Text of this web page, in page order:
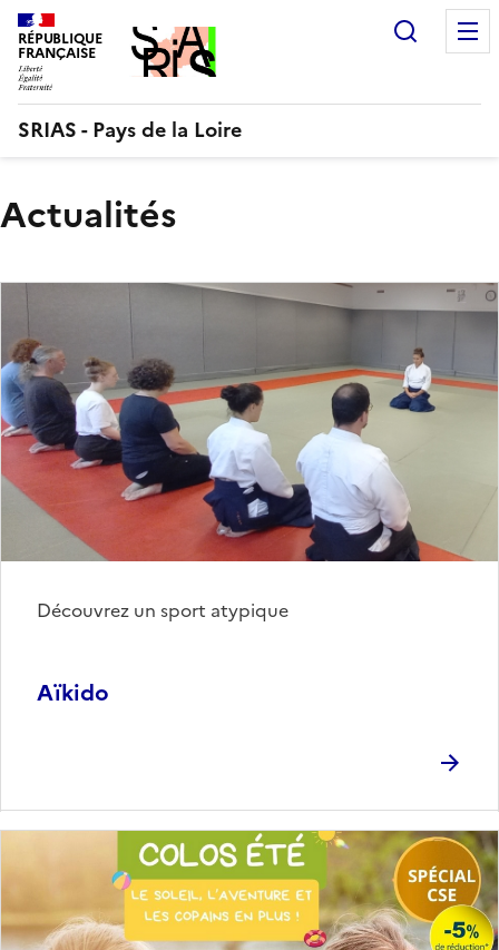
Aller
au
contenu
RÉPUBLIQUE
FRANÇAISE
SRIAS - Pays de la Loire
Actualités
Aïkido
Découvrez un sport atypique